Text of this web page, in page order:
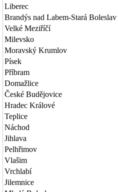
Liberec
Brandýs nad Labem-Stará Boleslav
Velké Meziříčí
Milevsko
Moravský Krumlov
Písek
Příbram
Domažlice
České Budějovice
Hradec Králové
Teplice
Náchod
Jihlava
Pelhřimov
Vlašim
Vrchlabí
Jilemnice